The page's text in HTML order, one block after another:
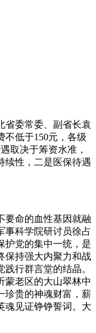
省委常委、副省长袁
不低于150元，各级
取决于筹资水准，
续性，二是医保待遇
要命的血性基因就融
事科学院研讨员徐占
护党的集中一统，是
保持强大内聚力和战
行群言堂的结晶。
蒙老区的大山翠林中
珍贵的神魂财富，薪
魂见证铮铮誓词。大